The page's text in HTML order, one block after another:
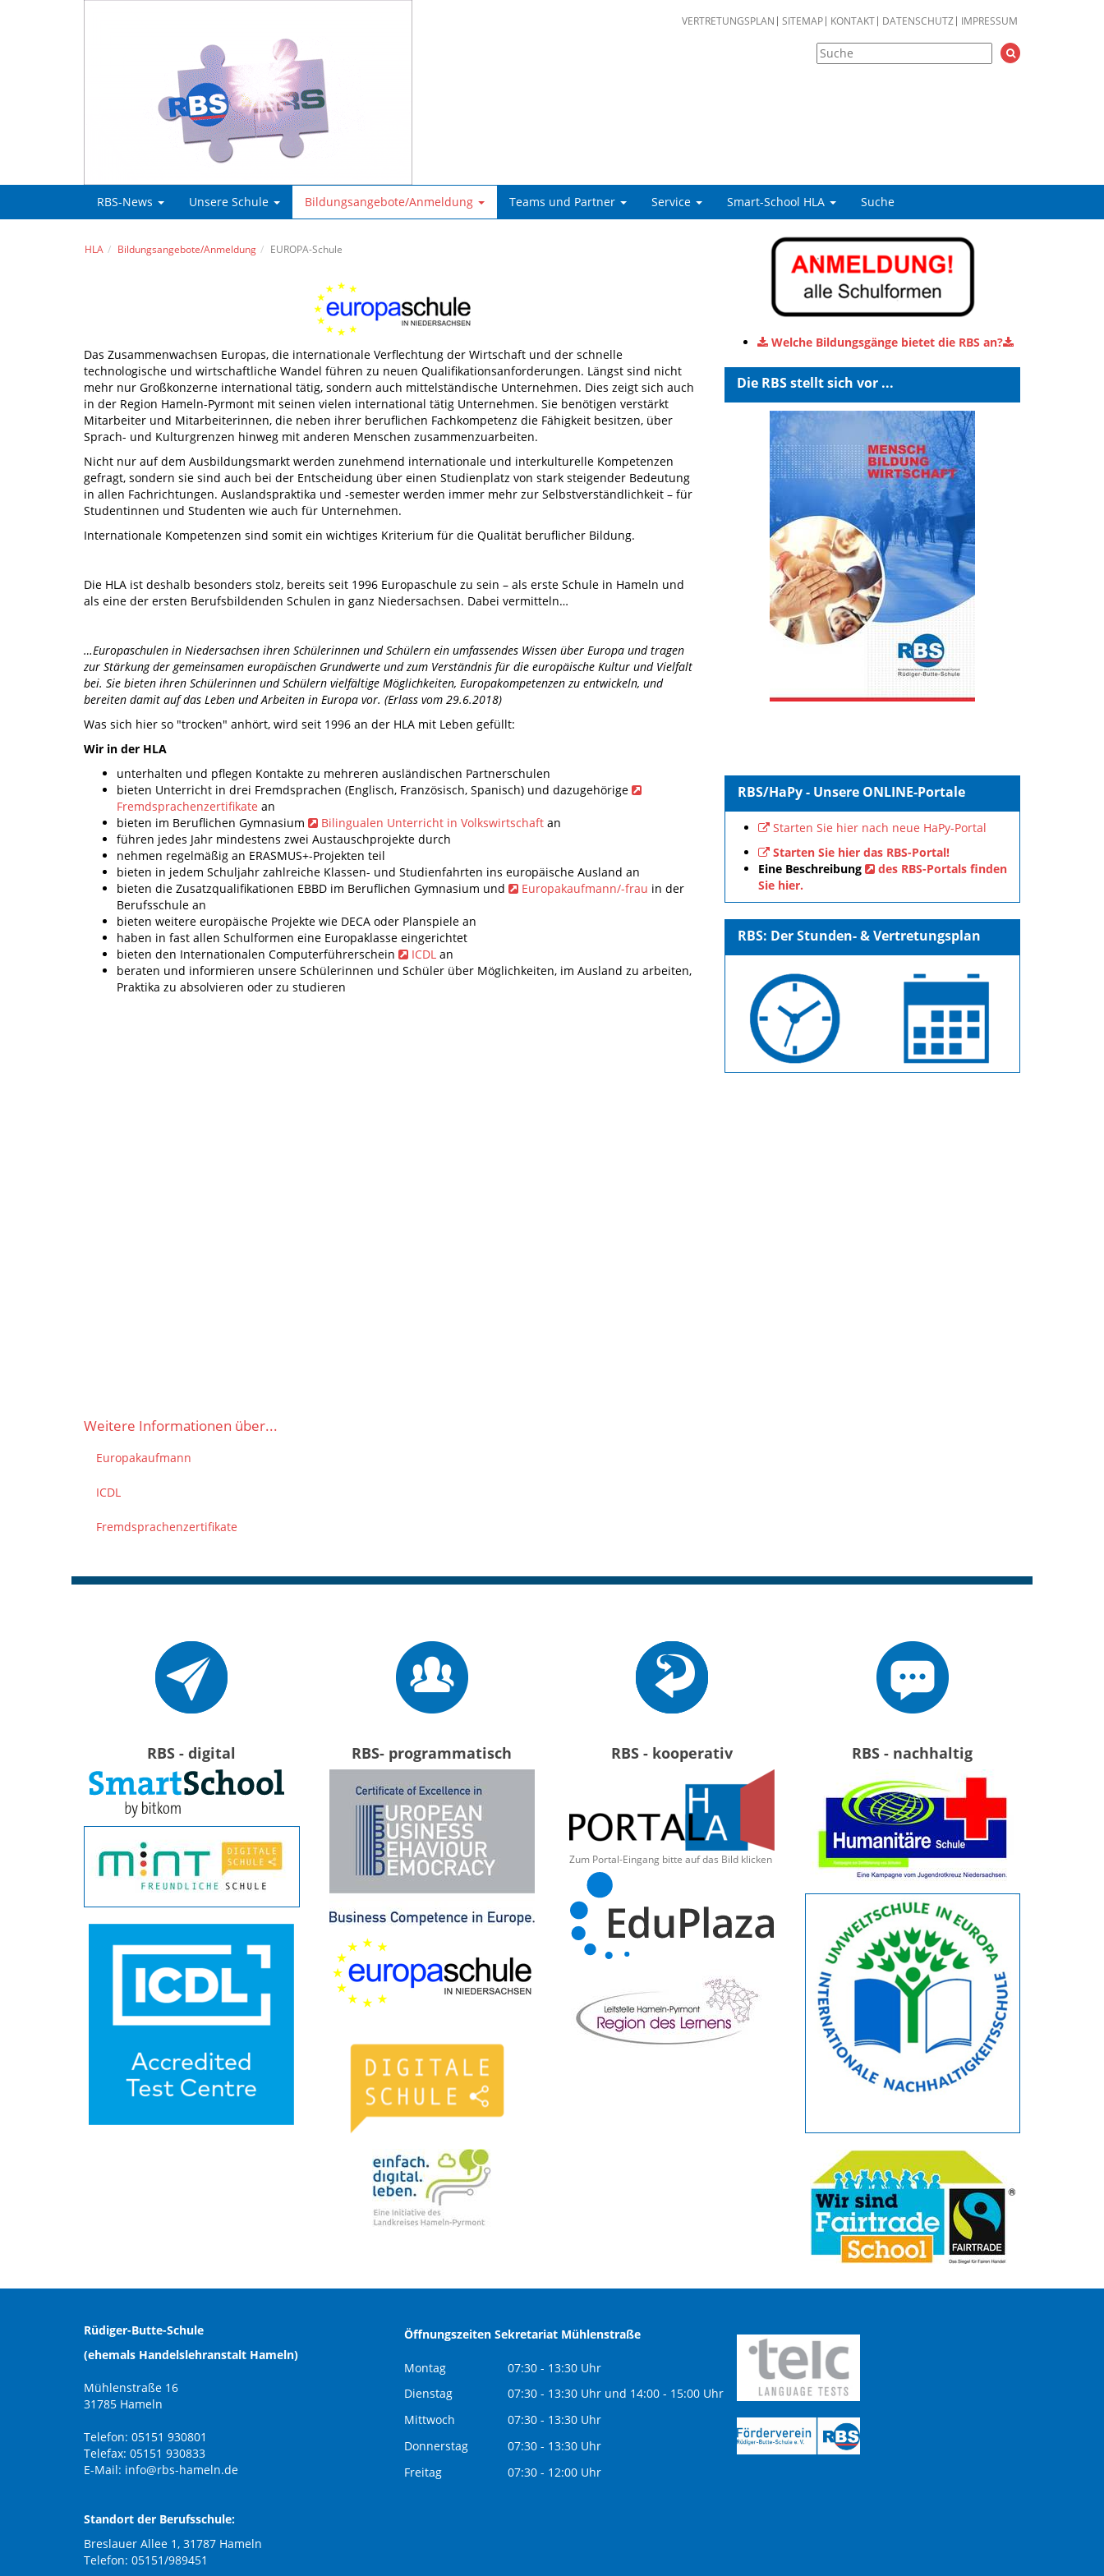
VERTRETUNGSPLAN SITEMAP KONTAKT DATENSCHUTZ IMPRESSUM
RBS-News Unsere Schule Bildungsangebote/Anmeldung Teams und Partner Service Smart-School HLA Suche
Welche Bildungsgänge bietet die RBS an?
Die RBS stellt sich vor ...
RBS/HaPy - Unsere ONLINE-Portale
Starten Sie hier nach neue HaPy-Portal
Starten Sie hier das RBS-Portal!
Eine Beschreibung
des RBS-Portals finden
Sie hier.
RBS: Der Stunden- & Vertretungsplan
HLA Bildungsangebote/Anmeldung EUROPA-Schule
Das Zusammenwachsen Europas, die internationale Verflechtung der Wirtschaft und der schnelle
technologische und wirtschaftliche Wandel führen zu neuen Qualifikationsanforderungen. Längst sind nicht
mehr nur Großkonzerne international tätig, sondern auch mittelständische Unternehmen. Dies zeigt sich auch
in der Region Hameln-Pyrmont mit seinen vielen international tätig Unternehmen. Sie benötigen verstärkt
Mitarbeiter und Mitarbeiterinnen, die neben ihrer beruflichen Fachkompetenz die Fähigkeit besitzen, über
Sprach- und Kulturgrenzen hinweg mit anderen Menschen zusammenzuarbeiten.
Nicht nur auf dem Ausbildungsmarkt werden zunehmend internationale und interkulturelle Kompetenzen
gefragt, sondern sie sind auch bei der Entscheidung über einen Studienplatz von stark steigender Bedeutung
in allen Fachrichtungen. Auslandspraktika und -semester werden immer mehr zur Selbstverständlichkeit – für
Studentinnen und Studenten wie auch für Unternehmen.
Internationale Kompetenzen sind somit ein wichtiges Kriterium für die Qualität beruflicher Bildung.
Die HLA ist deshalb besonders stolz, bereits seit 1996 Europaschule zu sein – als erste Schule in Hameln und
als eine der ersten Berufsbildenden Schulen in ganz Niedersachsen. Dabei vermitteln…
…Europaschulen in Niedersachsen ihren Schülerinnen und Schülern ein umfassendes Wissen über Europa und tragen
zur Stärkung der gemeinsamen europäischen Grundwerte und zum Verständnis für die europäische Kultur und Vielfalt
bei. Sie bieten ihren Schülerinnen und Schülern vielfältige Möglichkeiten, Europakompetenzen zu entwickeln, und
bereiten damit auf das Leben und Arbeiten in Europa vor. (Erlass vom 29.6.2018)
Was sich hier so "trocken" anhört, wird seit 1996 an der HLA mit Leben gefüllt:
Wir in der HLA
unterhalten und pflegen Kontakte zu mehreren ausländischen Partnerschulen
bieten Unterricht in drei Fremdsprachen (Englisch, Französisch, Spanisch) und dazugehörige
Fremdsprachenzertifikate an
bieten im Beruflichen Gymnasium
Bilingualen Unterricht in Volkswirtschaft an
führen jedes Jahr mindestens zwei Austauschprojekte durch
nehmen regelmäßig an ERASMUS+-Projekten teil
bieten in jedem Schuljahr zahlreiche Klassen- und Studienfahrten ins europäische Ausland an
bieten die Zusatzqualifikationen EBBD im Beruflichen Gymnasium und
Europakaufmann/-frau in der
Berufsschule an
bieten weitere europäische Projekte wie DECA oder Planspiele an
haben in fast allen Schulformen eine Europaklasse eingerichtet
bieten den Internationalen Computerführerschein
ICDLan
beraten und informieren unsere Schülerinnen und Schüler über Möglichkeiten, im Ausland zu arbeiten,
Praktika zu absolvieren oder zu studieren
Weitere Informationen über...
Europakaufmann
ICDL
Fremdsprachenzertifikate
RBS - digital RBS- programmatisch RBS - kooperativ
Zum Portal-Eingang bitte auf das Bild klicken
RBS - nachhaltig
Rüdiger-Butte-Schule
(ehemals Handelslehranstalt Hameln)
Mühlenstraße 16
31785 Hameln
Telefon: 05151 930801
Telefax: 05151 930833
E-Mail: info@rbs-hameln.de
Standort der Berufsschule:
Breslauer Allee 1, 31787 Hameln
Telefon: 05151/989451
Öffnungszeiten Sekretariat Mühlenstraße
Montag
07:30 - 13:30 Uhr
Dienstag
07:30 - 13:30 Uhr und 14:00 - 15:00 Uhr
Mittwoch
07:30 - 13:30 Uhr
Donnerstag
07:30 - 13:30 Uhr
Freitag
07:30 - 12:00 Uhr